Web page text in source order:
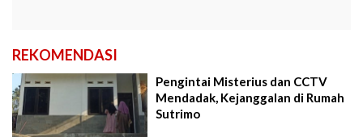
REKOMENDASI
Pengintai Misterius dan CCTV
Mendadak, Kejanggalan di Rumah
Sutrimo